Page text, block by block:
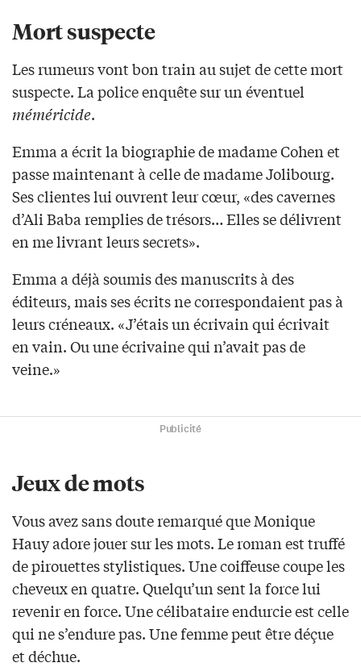
Mort suspecte
Les rumeurs vont bon train au sujet de cette mort
suspecte. La police enquête sur un éventuel
méméricide.
Emma a écrit la biographie de madame Cohen et
passe maintenant à celle de madame Jolibourg.
Ses clientes lui ouvrent leur cœur, «des cavernes
d’Ali Baba remplies de trésors… Elles se délivrent
en me livrant leurs secrets».
Emma a déjà soumis des manuscrits à des
éditeurs, mais ses écrits ne correspondaient pas à
leurs créneaux. «J’étais un écrivain qui écrivait
en vain. Ou une écrivaine qui n’avait pas de
veine.»
Publicité
Jeux de mots
Vous avez sans doute remarqué que Monique
Hauy adore jouer sur les mots. Le roman est truffé
de pirouettes stylistiques. Une coiffeuse coupe les
cheveux en quatre. Quelqu’un sent la force lui
revenir en force. Une célibataire endurcie est celle
qui ne s’endure pas. Une femme peut être déçue
et déchue.